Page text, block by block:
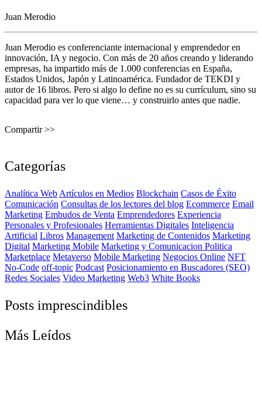
Juan Merodio
Juan Merodio es conferenciante internacional y emprendedor en
innovación, IA y negocio. Con más de 20 años creando y liderando
empresas, ha impartido más de 1.000 conferencias en España,
Estados Unidos, Japón y Latinoamérica. Fundador de TEKDI y
autor de 16 libros. Pero si algo lo define no es su currículum, sino su
capacidad para ver lo que viene… y construirlo antes que nadie.
Compartir >>
Categorías
Analítica Web Artículos en Medios Blockchain Casos de Éxito
Comunicación Consultas de los lectores del blog Ecommerce Email
Marketing Embudos de Venta Emprendedores Experiencia
Personales y Profesionales Herramientas Digitales Inteligencia
Artificial Libros Management Marketing de Contenidos Marketing
Digital Marketing Mobile Marketing y Comunicacion Politica
Marketplace Metaverso Mobile Marketing Negocios Online NFT
No-Code off-topic Podcast Posicionamiento en Buscadores (SEO)
Redes Sociales Video Marketing Web3 White Books
Posts imprescindibles
Más Leídos